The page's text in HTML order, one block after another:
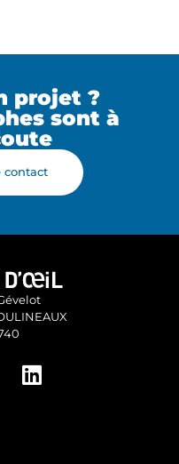
projet ?
sont à
contact